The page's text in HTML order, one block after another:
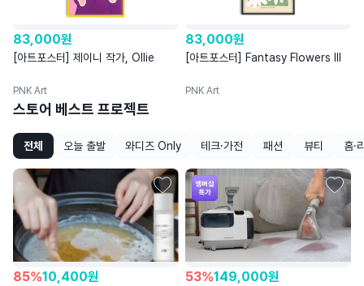
83,000원
[아트포스터] 제이니 작가, Ollie
PNK Art
83,000원
[아트포스터] Fantasy Flowers III
PNK Art
스토어 베스트 프로젝트
전체 오늘 출발 와디즈 Only 테크·가전 패션 뷰티 홈·
85%10,400원 53%149,000원